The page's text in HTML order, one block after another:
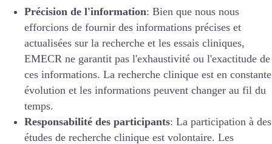
Précision de l'information: Bien que nous nous
efforcions de fournir des informations précises et
actualisées sur la recherche et les essais cliniques,
EMECR ne garantit pas l'exhaustivité ou l'exactitude de
ces informations. La recherche clinique est en constante
évolution et les informations peuvent changer au fil du
temps.
Responsabilité des participants: La participation à des
études de recherche clinique est volontaire. Les